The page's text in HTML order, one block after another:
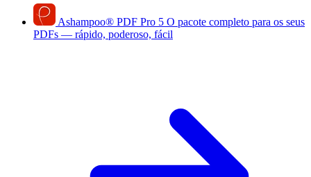
Ashampoo® PDF Pro 5 O pacote completo para os seus
PDFs — rápido, poderoso, fácil